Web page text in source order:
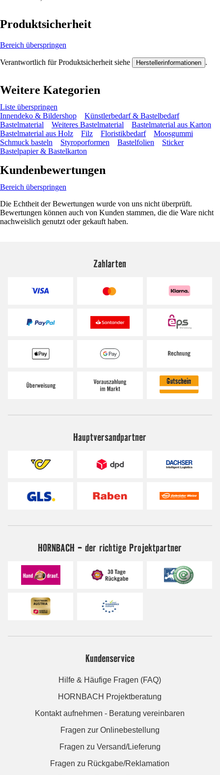
Produktsicherheit
Bereich überspringen
Verantwortlich für Produktsicherheit siehe Herstellerinformationen .
Weitere Kategorien
Liste überspringen
Innendeko & Bildershop
Künstlerbedarf & Bastelbedarf
Bastelmaterial
Weiteres Bastelmaterial
Bastelmaterial aus Karton
Bastelmaterial aus Holz
Filz Floristikbedarf
Moosgummi
Schmuck basteln
Styroporformen Bastelfolien
Sticker
Bastelpapier & Bastelkarton
Kundenbewertungen
Bereich überspringen
Die Echtheit der Bewertungen wurde von uns nicht überprüft.
Bewertungen können auch von Kunden stammen, die die Ware nicht
nachweislich genutzt oder gekauft haben.
Zahlarten
Hauptversandpartner
HORNBACH - der richtige Projektpartner
Kundenservice
Hilfe & Häufige Fragen (FAQ)
HORNBACH Projektberatung
Kontakt aufnehmen - Beratung vereinbaren
Fragen zur Onlinebestellung
Fragen zu Versand/Lieferung
Fragen zu Rückgabe/Reklamation